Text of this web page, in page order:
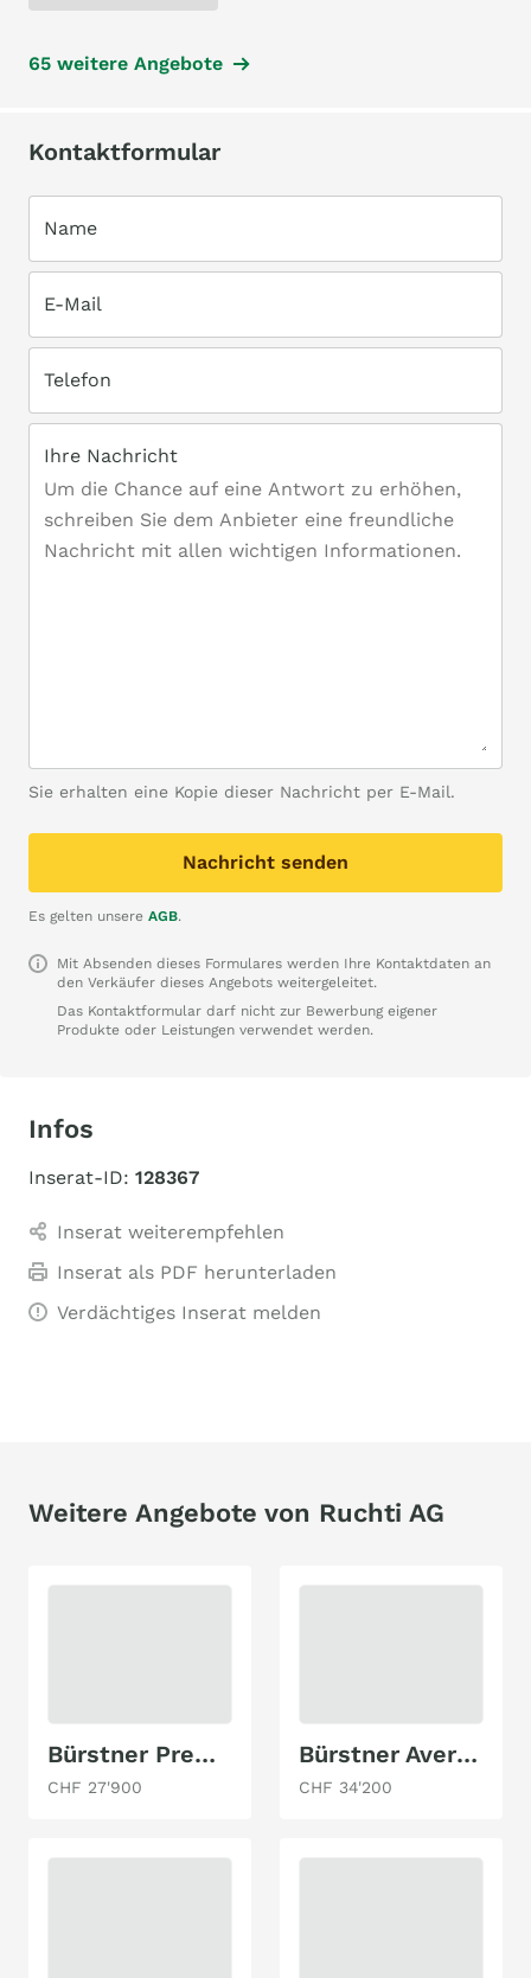
65 weitere Angebote
Kontaktformular
Name
E-Mail
Telefon
Ihre Nachricht
Sie erhalten eine Kopie dieser Nachricht per E-Mail.
Nachricht senden
Es gelten unsere AGB.
Mit Absenden dieses Formulares werden Ihre Kontaktdaten an
den Verkäufer dieses Angebots weitergeleitet.
Das Kontaktformular darf nicht zur Bewerbung eigener
Produkte oder Leistungen verwendet werden.
Infos
Inserat-ID: 128367
Inserat weiterempfehlen
Inserat als PDF herunterladen
Verdächtiges Inserat melden
Weitere Angebote von Ruchti AG
Bürstner Premio Plus 440 TK
CHF 27'900
Bürstner Averso Plus 510 TK
CHF 34'200